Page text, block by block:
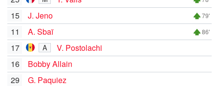
15 J. Jeno 79'
11 A. Sbaï 86'
17 A
V. Postolachi
16
Bobby Allain
29
G. Paquiez